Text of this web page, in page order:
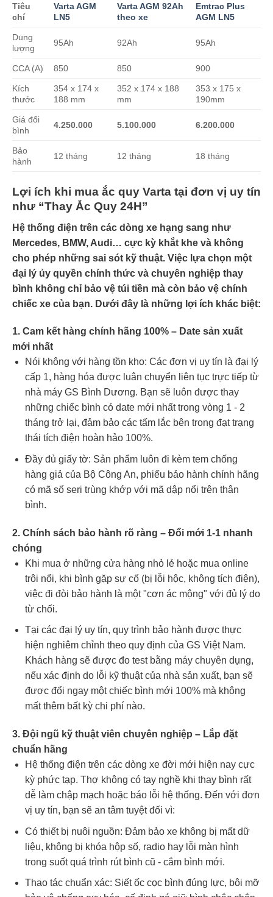
Tiêu
chí
Varta AGM
LN5
Varta AGM 92Ah
theo xe
Emtrac Plus
AGM LN5
Dung
lượng
95Ah 92Ah 95Ah
CCA (A) 850 850 900
Kích
thước
354 x 174 x
188 mm
352 x 174 x 188
mm
353 x 175 x
190mm
Giá đổi
bình
4.250.000 5.100.000 6.200.000
Bảo
hành
12 tháng 12 tháng 18 tháng
Lợi ích khi mua ắc quy Varta tại đơn vị uy tín
như “Thay Ắc Quy 24H”
Hệ thống điện trên các dòng xe hạng sang như
Mercedes, BMW, Audi… cực kỳ khắt khe và không
cho phép những sai sót kỹ thuật. Việc lựa chọn một
đại lý ủy quyền chính thức và chuyên nghiệp thay
bình không chỉ bảo vệ túi tiền mà còn bảo vệ chính
chiếc xe của bạn. Dưới đây là những lợi ích khác biệt:
1. Cam kết hàng chính hãng 100% – Date sản xuất
mới nhất
Nói không với hàng tồn kho: Các đơn vị uy tín là đại lý
cấp 1, hàng hóa được luân chuyển liên tục trực tiếp từ
nhà máy GS Bình Dương. Bạn sẽ luôn được thay
những chiếc bình có date mới nhất trong vòng 1 - 2
tháng trở lại, đảm bảo các tấm lắc bên trong đạt trạng
thái tích điện hoàn hảo 100%.
Đầy đủ giấy tờ: Sản phẩm luôn đi kèm tem chống
hàng giả của Bộ Công An, phiếu bảo hành chính hãng
có mã số seri trùng khớp với mã dập nổi trên thân
bình.
2. Chính sách bảo hành rõ ràng – Đổi mới 1-1 nhanh
chóng
Khi mua ở những cửa hàng nhỏ lẻ hoặc mua online
trôi nổi, khi bình gặp sự cố (bị lỗi hộc, không tích điện),
việc đi đòi bảo hành là một "cơn ác mộng" với đủ lý do
từ chối.
Tại các đại lý uy tín, quy trình bảo hành được thực
hiện nghiêm chỉnh theo quy định của GS Việt Nam.
Khách hàng sẽ được đo test bằng máy chuyên dụng,
nếu xác định do lỗi kỹ thuật của nhà sản xuất, bạn sẽ
được đổi ngay một chiếc bình mới 100% mà không
mất thêm bất kỳ chi phí nào.
3. Đội ngũ kỹ thuật viên chuyên nghiệp – Lắp đặt
chuẩn hãng
Hệ thống điện trên các dòng xe đời mới hiện nay cực
kỳ phức tạp. Thợ không có tay nghề khi thay bình rất
dễ làm chập mạch hoặc báo lỗi hệ thống. Đến với đơn
vị uy tín, bạn sẽ an tâm tuyệt đối vì:
Có thiết bị nuôi nguồn: Đảm bảo xe không bị mất dữ
liệu, không bị khóa hộp số, radio hay lỗi màn hình
trong suốt quá trình rút bình cũ - cắm bình mới.
Thao tác chuẩn xác: Siết ốc cọc bình đúng lực, bôi mỡ